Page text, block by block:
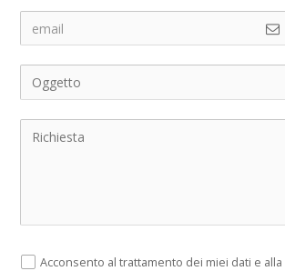
Acconsento al trattamento dei miei dati e alla